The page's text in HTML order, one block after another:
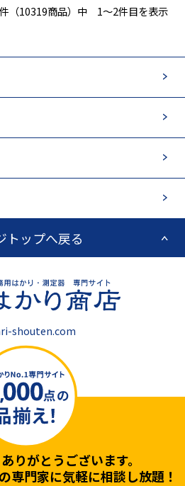
（10319商品）中 1～2件目を表示
りがとうございます。
専門家に気軽に相談し放題！
トップへ戻る
shouten.com